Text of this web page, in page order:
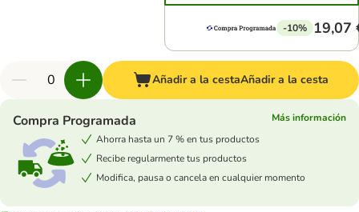
-10% 19,07
Añadir a la cestaAñadir a la cesta
Compra Programada
Más información
Ahorra hasta un 7 % en tus productos
Recibe regularmente tus productos
Modifica, pausa o cancela en cualquier momento